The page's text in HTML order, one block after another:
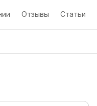
Отзывы Статьи